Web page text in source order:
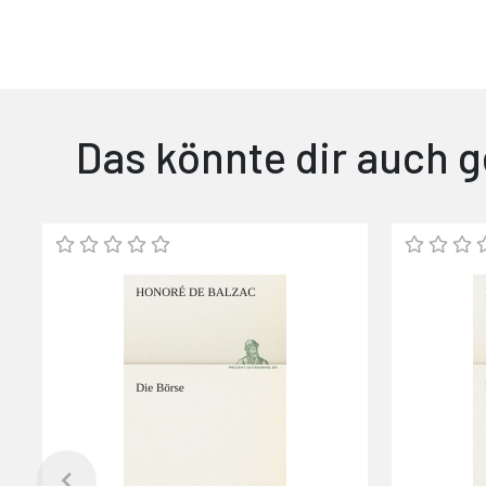
Das könnte dir auch